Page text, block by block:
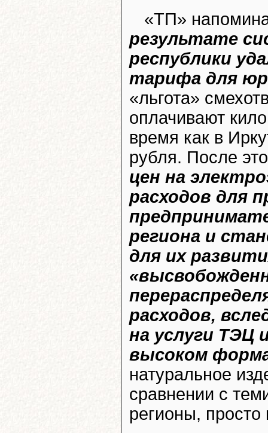
«ТП»
результате
республики
тарифа для
«льгота»
оплачивают
время как в
рубля. После
цен на
расходов для
региона и
для их
расходов,
на услуги ТЭЦ
высоком
натуральное
сравнении с
регионы,